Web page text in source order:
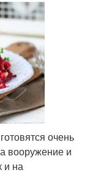
очень
вооружение и
и на